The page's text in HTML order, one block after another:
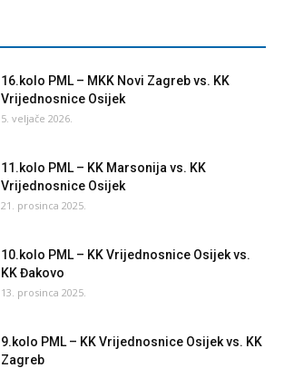
16.kolo PML – MKK Novi Zagreb vs. KK
Vrijednosnice Osijek
5. veljače 2026.
11.kolo PML – KK Marsonija vs. KK
Vrijednosnice Osijek
21. prosinca 2025.
10.kolo PML – KK Vrijednosnice Osijek vs.
KK Đakovo
13. prosinca 2025.
9.kolo PML – KK Vrijednosnice Osijek vs. KK
Zagreb